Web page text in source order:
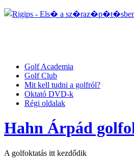
Golf Academia
Golf Club
Mit kell tudni a golfról?
Oktató DVD-k
Régi oldalak
Hahn Árpád
A golfoktatás itt kezdődik